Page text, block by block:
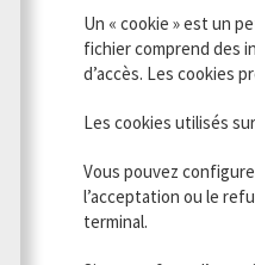
Un « cookie » est un
fichier comprend des
d’accès. Les cookies
Les cookies utilisés
Vous pouvez
l’acceptation ou le
terminal.